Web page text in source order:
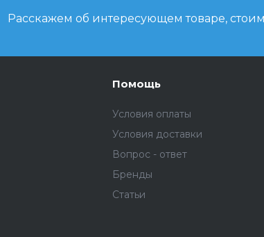
Расскажем об интересующем товаре,
Помощь
Условия оплаты
Условия доставки
Вопрос - ответ
Бренды
Статьи